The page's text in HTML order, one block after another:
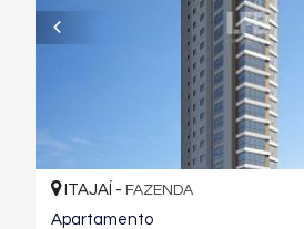
ITAJAÍ - FAZENDA
Apartamento